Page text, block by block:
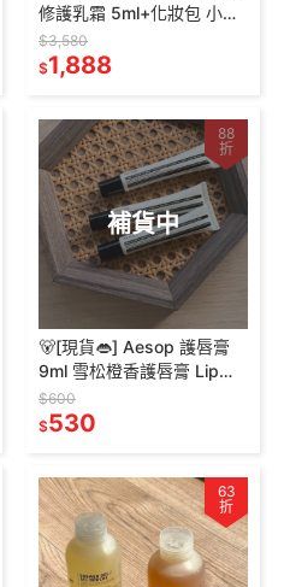
修護乳霜 5ml+化妝包 小資
入門組
$3,580
$1,888
補貨中
88
折
🐻[現貨👄] Aesop 護唇膏
9ml 雪松橙香護唇膏 Lip
Salve 護唇霜 護脣膏
$600
$530
63
折